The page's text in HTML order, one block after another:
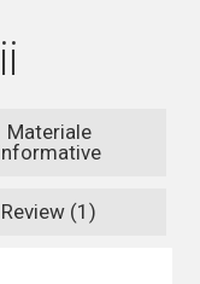
Materiale
Review (1)